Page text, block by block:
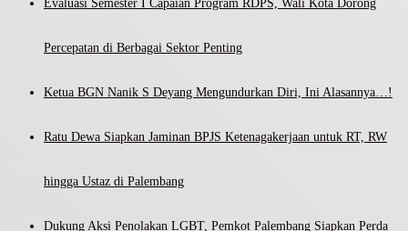
Evaluasi Semester I Capaian Program RDPS, Wali Kota Dorong
Percepatan di Berbagai Sektor Penting
Ketua BGN Nanik S Deyang Mengundurkan Diri, Ini Alasannya…!
Ratu Dewa Siapkan Jaminan BPJS Ketenagakerjaan untuk RT, RW
hingga Ustaz di Palembang
Dukung Aksi Penolakan LGBT, Pemkot Palembang Siapkan Perda